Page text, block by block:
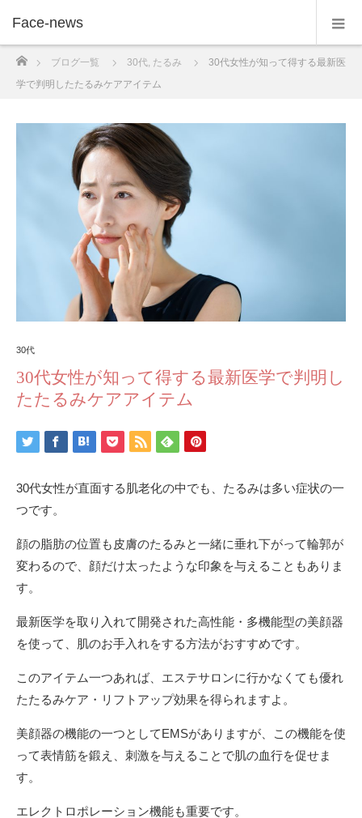
Face-news
ブログ一覧 30代, たるみ
30代女性が知って得する最新医
学で判明したたるみケアアイテム
30代
30代女性が知って得する最新医学で判明し
たたるみケアアイテム
30代女性が直面する肌老化の中でも、たるみは多い症状の一
つです。
顔の脂肪の位置も皮膚のたるみと一緒に垂れ下がって輪郭が
変わるので、顔だけ太ったような印象を与えることもありま
す。
最新医学を取り入れて開発された高性能・多機能型の美顔器
を使って、肌のお手入れをする方法がおすすめです。
このアイテム一つあれば、エステサロンに行かなくても優れ
たたるみケア・リフトアップ効果を得られますよ。
美顔器の機能の一つとしてEMSがありますが、この機能を使
って表情筋を鍛え、刺激を与えることで肌の血行を促せま
す。
エレクトロポレーション機能も重要です。